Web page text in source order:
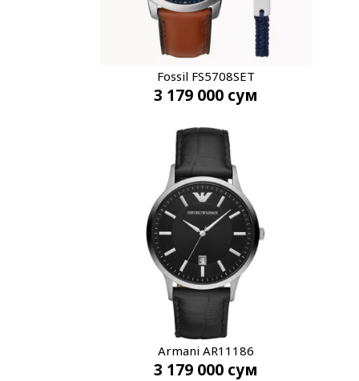
Fossil FS5708SET
3 179 000 сум
Armani AR11186
3 179 000 сум